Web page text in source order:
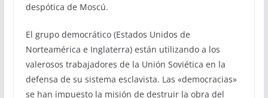
despótica de Moscú.
El grupo democrático (Estados Unidos de
Norteamérica e Inglaterra) están utilizando a los
valerosos trabajadores de la Unión Soviética en la
defensa de su sistema esclavista. Las «democracias»
se han impuesto la misión de destruir la obra del